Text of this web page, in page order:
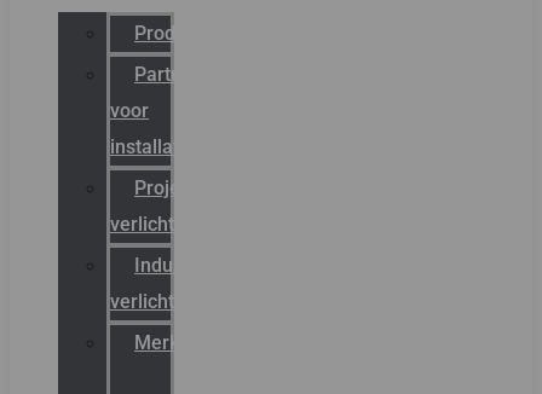
Productcatalogus
Partner
voor
installateurs
Projectreferenties
verlichting
Industriële
verlichting
Merken